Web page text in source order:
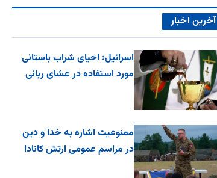
آخرین اخبار
اسرائیل: احیای شراب باستانی
مورد استفاده در عشای ربانی
ممنوعیت اشاره به خدا و دین
در مراسم عمومی ارتش کانادا